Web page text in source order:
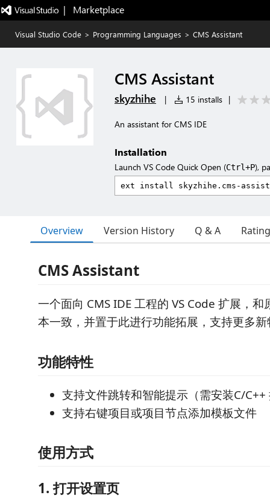
|   Marketplace
Visual Studio Code > Programming Languages > CMS Assistant
CMS Assistant
skyzhihe | 15 installs |
An assistant for CMS IDE
Installation
Launch VS Code Quick Open (Ctrl+P),
Overview Version History Q & A
CMS Assistant
一个面向 CMS IDE 工程的 VS Code 扩展，
本一致，并置于此进行功能拓展，支持更多
功能特性
支持文件跳转和智能提示（需安装C/C++
支持右键项目或项目节点添加模板文件
使用方式
1. 打开设置页